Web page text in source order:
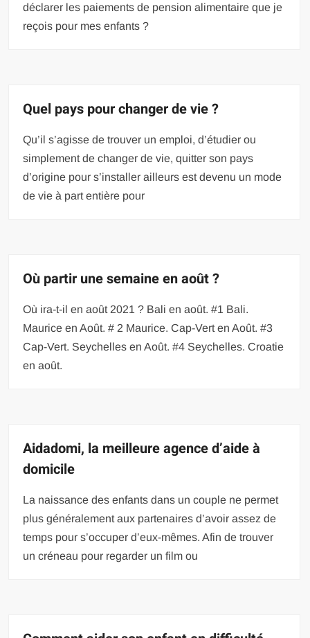
déclarer les paiements de pension alimentaire que je
reçois pour mes enfants ?
Quel pays pour changer de vie ?
Qu’il s’agisse de trouver un emploi, d’étudier ou
simplement de changer de vie, quitter son pays
d’origine pour s’installer ailleurs est devenu un mode
de vie à part entière pour
Où partir une semaine en août ?
Où ira-t-il en août 2021 ? Bali en août. #1 Bali.
Maurice en Août. # 2 Maurice. Cap-Vert en Août. #3
Cap-Vert. Seychelles en Août. #4 Seychelles. Croatie
en août.
Aidadomi, la meilleure agence d’aide à
domicile
La naissance des enfants dans un couple ne permet
plus généralement aux partenaires d’avoir assez de
temps pour s’occuper d’eux-mêmes. Afin de trouver
un créneau pour regarder un film ou